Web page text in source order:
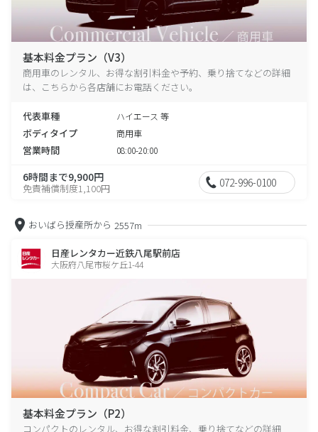
基本料金プラン（V3）
商用車のレンタル、お得な割引料金や予約、乗り捨てなどの詳細
は、こちらから各店舗にお電話ください。
代表車種 ハイエース 等
ボディタイプ 商用車
営業時間 08:00-20:00
6時間まで9,900円
免責補償制度1,100円 072-996-0100
おいばら授産所から 2557m
日産レンタカー近鉄八尾駅前店
大阪府八尾市桜ケ丘1-44
基本料金プラン（P2）
コンパクトのレンタル、お得な割引料金、乗り捨てなどの詳細